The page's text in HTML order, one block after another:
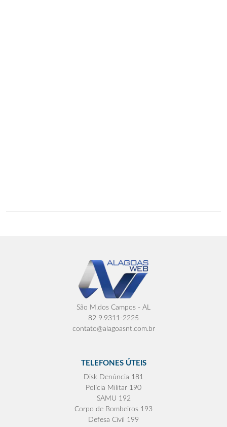
São M.dos Campos - AL
82 9.9311-2225
contato@alagoasnt.com.br
TELEFONES ÚTEIS
Disk Denúncia 181
Polícia Militar 190
SAMU 192
Corpo de Bombeiros 193
Defesa Civil 199